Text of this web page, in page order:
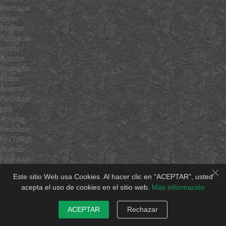
×
Este sitio Web usa Cookies. Al hacer clic en "ACEPTAR", usted
acepta el uso de cookies en el sitio web. Más información
ACEPTAR Rechazar
Rechazar
erase
Aceptar
Rechazar
empty
Aceptar
Rechazar
flatten
Aceptar
Rechazar
pick
Aceptar
Rechazar
hexToRgb
Aceptar
Rechazar
Aceptar
Rechazar